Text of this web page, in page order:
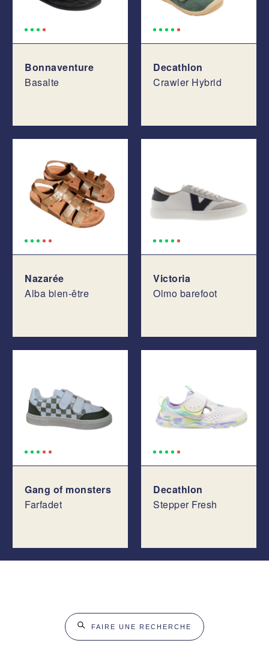
Bonnaventure
Basalte
Decathlon
Crawler Hybrid
Nazarée
Alba bien-être
Victoria
Olmo barefoot
Gang of monsters
Farfadet
Decathlon
Stepper Fresh
FAIRE UNE RECHERCHE